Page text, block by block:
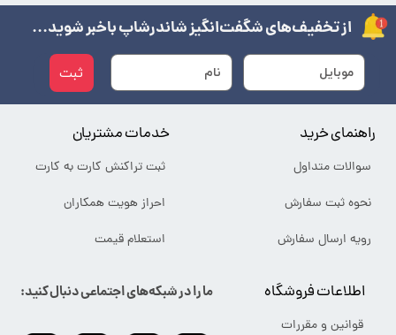
ما را در شبکه‌های اجتماعی دنبال کنید:
ثبت
از تخفیف‌های شگفت‌انگیز شاندرشاپ باخبر شوید...
اطلاعات فروشگاه
قوانین و مقررات
خدمات مشتریان
ثبت تراکنش کارت به کارت
احراز هویت همکاران
استعلام قیمت
راهنمای خرید
سوالات متداول
نحوه ثبت سفارش
رویه ارسال سفارش